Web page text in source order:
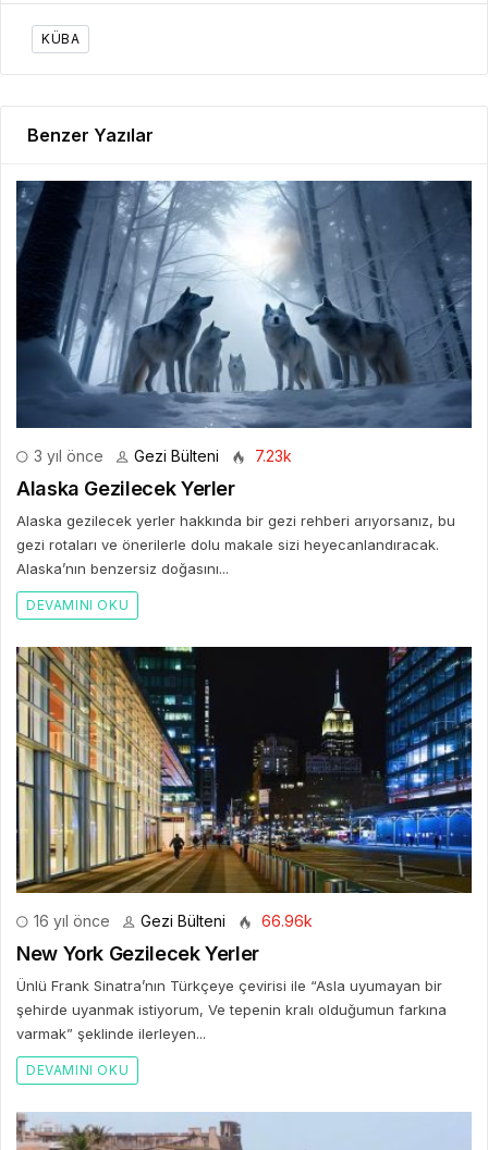
KÜBA
Benzer Yazılar
3 yıl önce Gezi Bülteni 7.23k
Alaska Gezilecek Yerler
Alaska gezilecek yerler hakkında bir gezi rehberi arıyorsanız, bu
gezi rotaları ve önerilerle dolu makale sizi heyecanlandıracak.
Alaska’nın benzersiz doğasını...
DEVAMINI OKU
16 yıl önce Gezi Bülteni 66.96k
New York Gezilecek Yerler
Ünlü Frank Sinatra’nın Türkçeye çevirisi ile “Asla uyumayan bir
şehirde uyanmak istiyorum, Ve tepenin kralı olduğumun farkına
varmak” şeklinde ilerleyen...
DEVAMINI OKU